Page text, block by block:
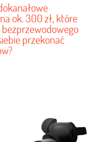
ok. 300 zł, które
bezprzewodowego
przekonać